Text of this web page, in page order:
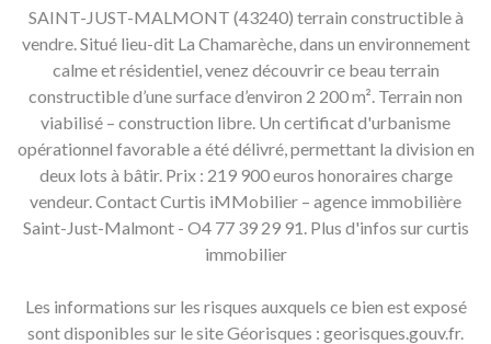
SAINT-JUST-MALMONT (43240) terrain constructible à
vendre. Situé lieu-dit La Chamarèche, dans un environnement
calme et résidentiel, venez découvrir ce beau terrain
constructible d’une surface d’environ 2 200 m². Terrain non
viabilisé – construction libre. Un certificat d'urbanisme
opérationnel favorable a été délivré, permettant la division en
deux lots à bâtir. Prix : 219 900 euros honoraires charge
vendeur. Contact Curtis iMMobilier – agence immobilière
Saint-Just-Malmont - O4 77 39 29 91. Plus d'infos sur curtis
immobilier
Les informations sur les risques auxquels ce bien est exposé
sont disponibles sur le site Géorisques : georisques.gouv.fr.